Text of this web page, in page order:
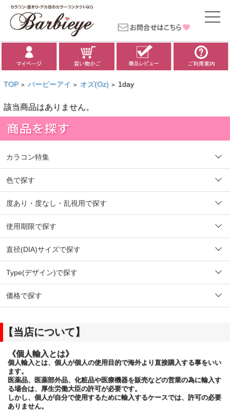
TOP > バービーアイ > オズ(Oz) > 1day
該当商品はありません。
カラコン特集
色で探す
度あり・度なし・乱視用で探す
使用期限で探す
直径(DIA)サイズで探す
Type(デザイン)で探す
価格で探す
【当店について】
《個人輸入とは》
個人輸入とは、個人が個人の使用目的で海外より直接購入する事をいい
ます。
医薬品、医薬部外品、化粧品や医療機器を販売などの営業の為に輸入す
る場合は、厚生労働大臣の許可が必要です。
しかし、個人が自分で使用するために輸入するケースでは、許可の必要
ありません。